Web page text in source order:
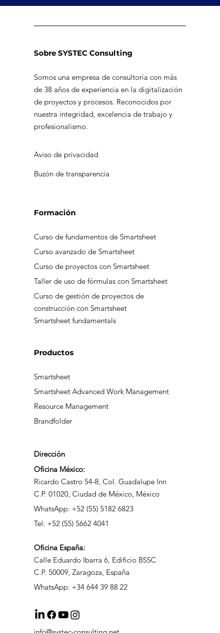
Dirección
Oficina México:
Ricardo Castro 54-8, Col. Guadalupe Inn
C.P. 01020, Ciudad de México, México
Tel: +52 (55) 5662 4041
WhatsApp: +52 (55) 5182 6823
OficinaEspaña:
Calle Eduardo Ibarra 6, Edificio BSSC
C.P. 50009, Zaragoza, España
WhatsApp: +34 644 39 88 22
Productos
Smartsheet
Resource Management
Brandfolder
Smartsheet Advanced Work Management
Formación
Curso de fundamentos de Smartsheet
Curso avanzado de Smartsheet
Curso de proyectos con Smartsheet
Taller de uso de fórmulas con Smartsheet
Curso de gestión de proyectos de
construcción con Smartsheet
Smartsheet fundamentals
Sobre SYSTEC Consulting
Somos una empresa de consultoría con más
de 38 años de experiencia en la digitalización
de proyectos y procesos. Reconocidos por
nuestra integridad, excelencia de trabajo y
profesionalismo.
Aviso de privacidad
Buzón de transparencia